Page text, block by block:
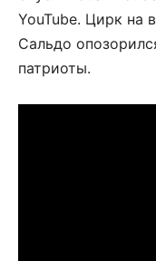
YouTube. Цирк на
Сальдо
патриоты.